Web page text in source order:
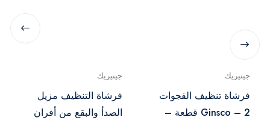
جينيريك
فرشاة تنظيف الفجوات
Ginsco – 2 قطعة –
جينيريك
فرشاة التنظيف مزيل
الصدأ والبقع من أفران